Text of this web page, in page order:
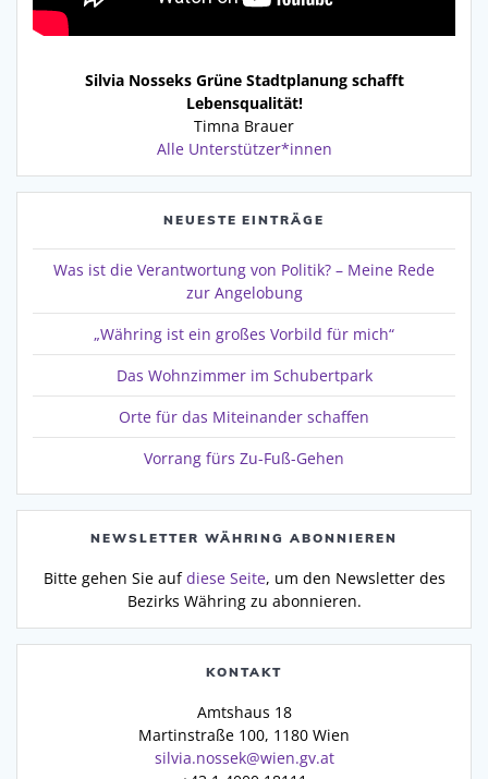
Silvia Nosseks Grüne Stadtplanung schafft
Lebensqualität!
Timna Brauer
Alle Unterstützer*innen
NEUESTE EINTRÄGE
Was ist die Verantwortung von Politik? – Meine Rede
zur Angelobung
„Währing ist ein großes Vorbild für mich“
Das Wohnzimmer im Schubertpark
Orte für das Miteinander schaffen
Vorrang fürs Zu-Fuß-Gehen
NEWSLETTER WÄHRING ABONNIEREN
Bitte gehen Sie aufdiese Seite, um den Newsletter des
Bezirks Währing zu abonnieren.
KONTAKT
Amtshaus 18
Martinstraße 100, 1180 Wien
silvia.nossek@wien.gv.at